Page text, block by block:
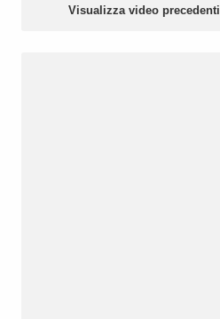
Visualizza video precedenti